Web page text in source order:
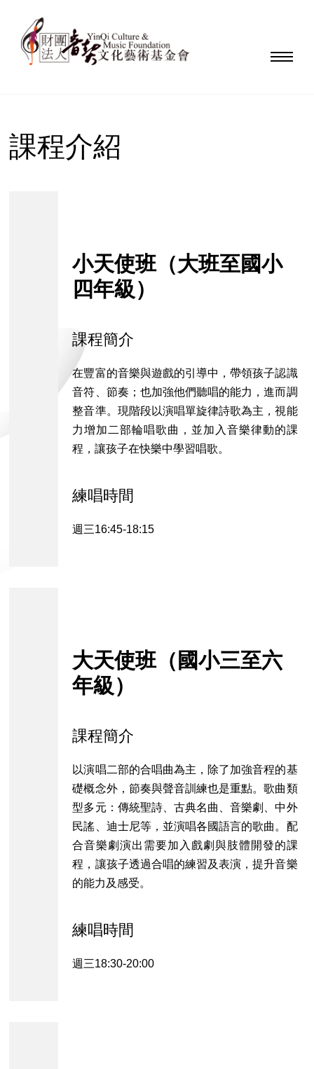
課程介紹
小天使班（大班至國小
四年級）
課程簡介
在豐富的音樂與遊戲的引導中，帶領孩子認識
音符、節奏；也加強他們聽唱的能力，進而調
整音準。現階段以演唱單旋律詩歌為主，視能
力增加二部輪唱歌曲，並加入音樂律動的課
程，讓孩子在快樂中學習唱歌。
練唱時間
週三16:45-18:15
大天使班（國小三至六
年級）
課程簡介
以演唱二部的合唱曲為主，除了加強音程的基
礎概念外，節奏與聲音訓練也是重點。歌曲類
型多元：傳統聖詩、古典名曲、音樂劇、中外
民謠、迪士尼等，並演唱各國語言的歌曲。配
合音樂劇演出需要加入戲劇與肢體開發的課
程，讓孩子透過合唱的練習及表演，提升音樂
的能力及感受。
練唱時間
週三18:30-20:00